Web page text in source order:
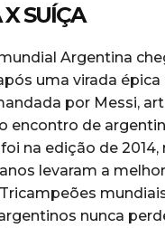
SUÍÇA
Argentina
uma virada épica
por Messi,
encontro de
na edição de 2014,
levaram a melhor
nunca